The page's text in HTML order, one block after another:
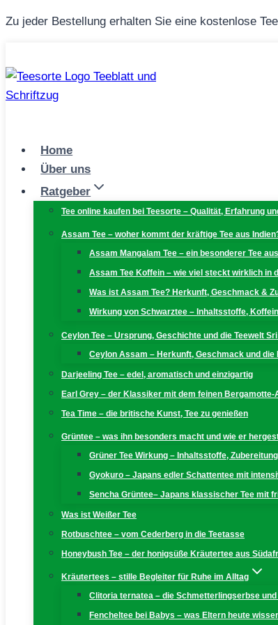
Zum
Zu jeder Bestellung erhalten Sie eine kostenlose
Home
Über uns
Ratgeber
Tee online kaufen bei Teesorte – Qualität, Erfahrung
Assam Tee – woher kommt der kräftige Tee aus
Assam Mangalam Tee – ein besonderer Tee
Assam Tee Koffein – wie viel steckt wirklich in
Was ist Assam Tee? Herkunft, Geschmack &
Wirkung von Schwarztee – Inhaltsstoffe,
Ceylon Tee – Ursprung, Geschichte und die Teewelt
Ceylon Assam – Herkunft, Geschmack und
Darjeeling Tee – edel, aromatisch und einzigartig
Earl Grey – der Klassiker mit dem feinen Bergamotte-
Tea Time – die britische Kunst, Tee zu genießen
Grüntee – was ihn besonders macht und wie er
Grüner Tee Wirkung – Inhaltsstoffe,
Gyokuro – Japans edler Schattentee mit
Sencha Grüntee– Japans klassischer Tee mit
Was ist Weißer Tee
Rotbuschtee – vom Cederberg in die Teetasse
Honeybush Tee – der honigsüße Kräutertee aus
Kräutertees – stille Begleiter für Ruhe im Alltag
Clitoria ternatea – die Schmetterlingserbse
Fencheltee bei Babys – was Eltern heute